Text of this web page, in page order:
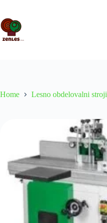
content
Home Lesno obdelovalni stroji